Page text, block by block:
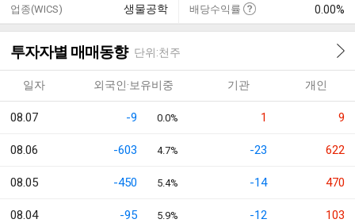
업종(WICS) 생물공학 배당수익률 0.00%
투자자별 매매동향 단위:천주
일자 외국인·보유비중 기관 개인
08.07 -9 0.0% 1 9
08.06 -603 4.7% -23 622
08.05 -450 5.4% -14 470
08.04 -95 5.9% -12 103